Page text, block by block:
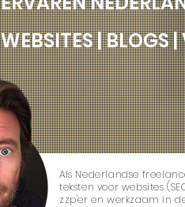
WEBSITES | BLOGS
Als Nederlandse
teksten voor websites
zzp'er en werkzaam in